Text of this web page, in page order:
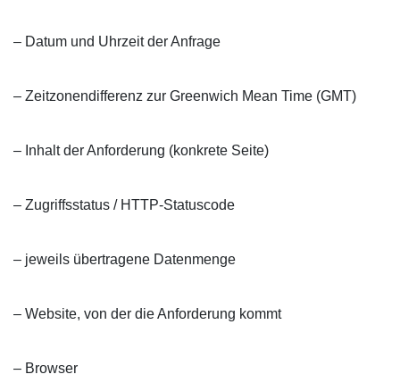
– Datum und Uhrzeit der Anfrage
– Zeitzonendifferenz zur Greenwich Mean Time (GMT)
– Inhalt der Anforderung (konkrete Seite)
– Zugriffsstatus / HTTP-Statuscode
– jeweils übertragene Datenmenge
– Website, von der die Anforderung kommt
– Browser